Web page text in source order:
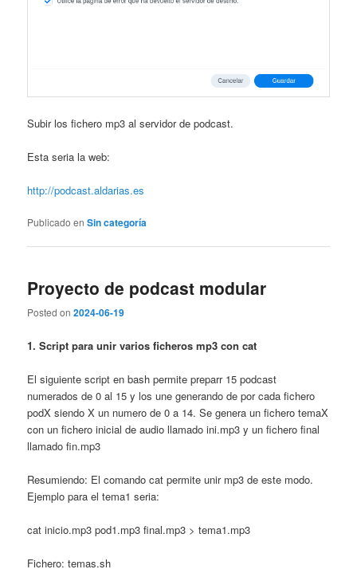
Subir los fichero mp3 al servidor de podcast.
Esta seria la web:
http://podcast.aldarias.es
Publicado en Sin categoría
Proyecto de podcast modular
Posted on2024-06-19
1. Script para unir varios ficheros mp3 con cat
El siguiente script en bash permite preparr 15 podcast
numerados de 0 al 15 y los une generando de por cada fichero
podX siendo X un numero de 0 a 14. Se genera un fichero temaX
con un fichero inicial de audio llamado ini.mp3 y un fichero final
llamado fin.mp3
Resumiendo: El comando cat permite unir mp3 de este modo.
Ejemplo para el tema1 seria:
cat inicio.mp3 pod1.mp3 final.mp3 > tema1.mp3
Fichero: temas.sh